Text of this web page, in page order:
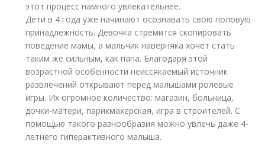
этот процесс намного увлекательнее.
Дети в 4 года уже начинают осознавать свою половую
принадлежность. Девочка стремится скопировать
поведение мамы, а мальчик наверняка хочет стать
таким же сильным, как папа. Благодаря этой
возрастной особенности неиссякаемый источник
развлечений открывают перед малышами ролевые
игры. Их огромное количество: магазин, больница,
дочки-матери, парикмахерская, игра в строителей. С
помощью такого разнообразия можно увлечь даже 4-
летнего гиперактивного малыша.